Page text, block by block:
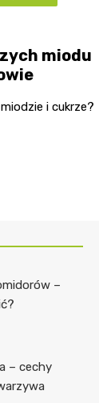
miodu
i cukrze?
–
– cechy